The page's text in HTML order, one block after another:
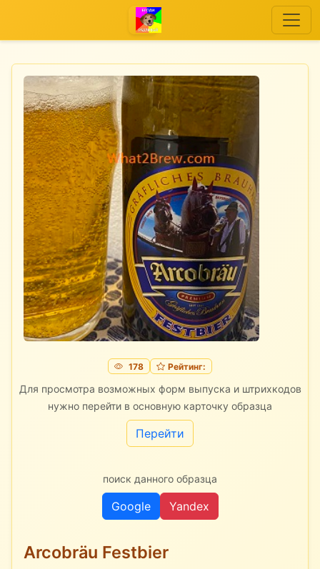
178 Рейтинг:
Для просмотра возможных форм выпуска и штрихкодов
нужно перейти в основную карточку образца
Перейти
поиск данного образца
Google Yandex
Arcobräu Festbier